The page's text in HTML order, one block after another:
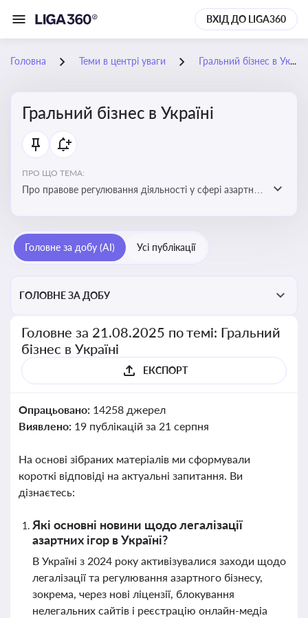
ВХІД ДО LIGA360
Головна Теми в центрі уваги Гральний бізнес в Україні
Гральний бізнес в Україні
ПРО ЩО ТЕМА:
Про правове регулювання діяльності у сфері азартних
реальні кейси
Головне за добу (AI) Усі публікації
ГОЛОВНЕ ЗА ДОБУ
Головне за 21.08.2025 по темі: Гральний
бізнес в Україні
ЕКСПОРТ
Опрацьовано: 14258 джерел
Виявлено: 19 публікацій за 21 серпня
На основі зібраних матеріалів ми сформували
короткі відповіді на актуальні запитання. Ви
дізнаєтесь:
Які основні новини щодо легалізації
азартних ігор в Україні?
В Україні з 2024 року активізувалися заходи щодо
легалізації та регулювання азартного бізнесу,
зокрема, через нові ліцензії, блокування
нелегальних сайтів і реєстрацію онлайн-медіа